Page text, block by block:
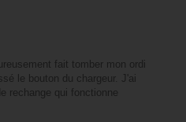
fait tomber mon ordi
le bouton du chargeur. J'ai
rechange qui fonctionne